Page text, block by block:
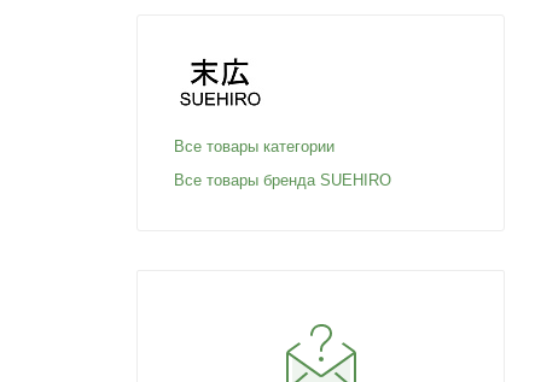
Все товары категории
Все товары бренда SUEHIRO